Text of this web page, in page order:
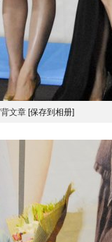
背文章 [保存到相册]